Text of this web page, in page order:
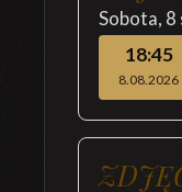
Sobota, 8
18:45
8.08.2026